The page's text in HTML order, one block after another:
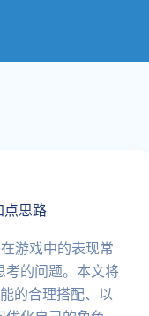
游戏中的表现常
考的问题。本文将
的合理搭配、以
点思路